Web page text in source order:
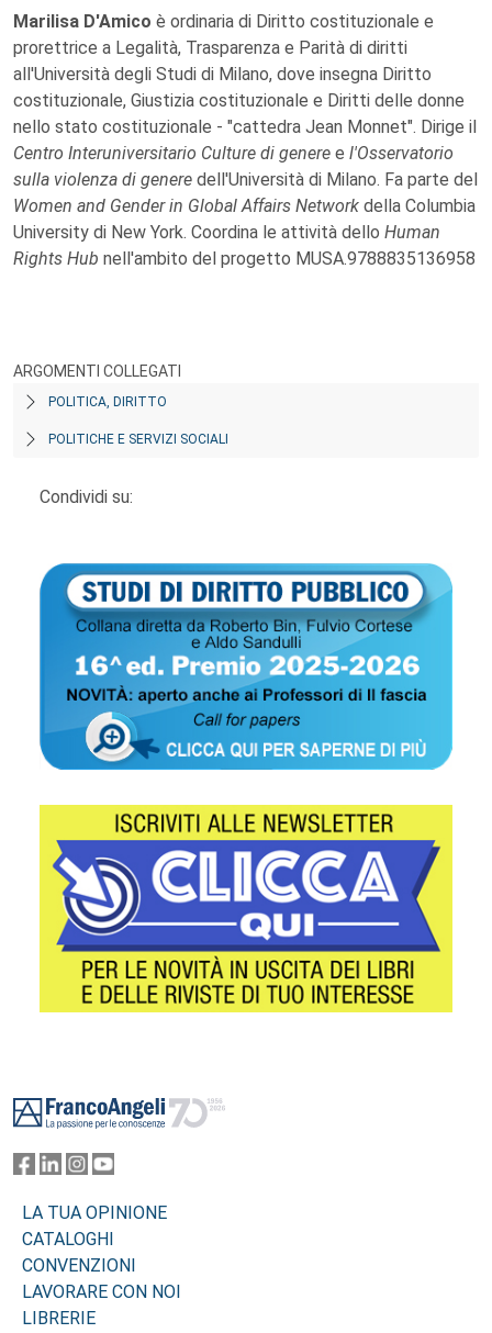
Marilisa D'Amico è ordinaria di Diritto costituzionale e
prorettrice a Legalità, Trasparenza e Parità di diritti
all'Università degli Studi di Milano, dove insegna Diritto
costituzionale, Giustizia costituzionale e Diritti delle donne
nello stato costituzionale - "cattedra Jean Monnet". Dirige il
Centro Interuniversitario Culture di genere e l'Osservatorio
sulla violenza di genere dell'Università di Milano. Fa parte del
Women and Gender in Global Affairs Network della Columbia
University di New York. Coordina le attività dello Human
Rights Hub nell'ambito del progetto MUSA.9788835136958
ARGOMENTI COLLEGATI
POLITICA, DIRITTO
POLITICHE E SERVIZI SOCIALI
Condividi su:
LA TUA OPINIONE
CATALOGHI
CONVENZIONI
LAVORARE CON NOI
LIBRERIE